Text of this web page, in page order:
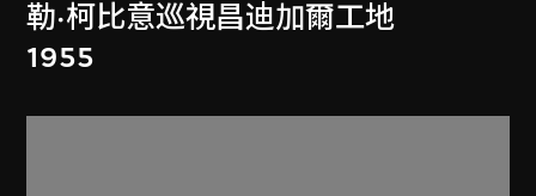
勒·柯比意巡視昌迪加爾工地
1955